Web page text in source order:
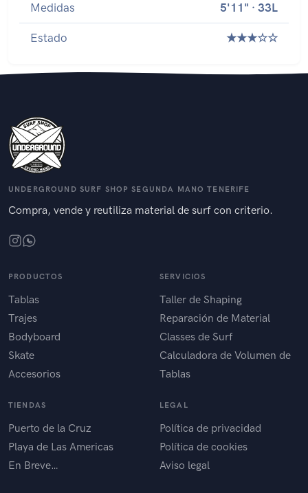
Medidas 5'11" · 33L
Estado ★★★☆☆
UNDERGROUND SURF SHOP SEGUNDA MANO TENERIFE
Compra, vende y reutiliza material de surf con criterio.
PRODUCTOS
Tablas
Trajes
Bodyboard
Skate
Accesorios
SERVICIOS
Taller de Shaping
Reparación de Material
Classes de Surf
Calculadora de Volumen de
Tablas
TIENDAS
Puerto de la Cruz
Playa de Las Americas
En Breve…
LEGAL
Política de privacidad
Política de cookies
Aviso legal